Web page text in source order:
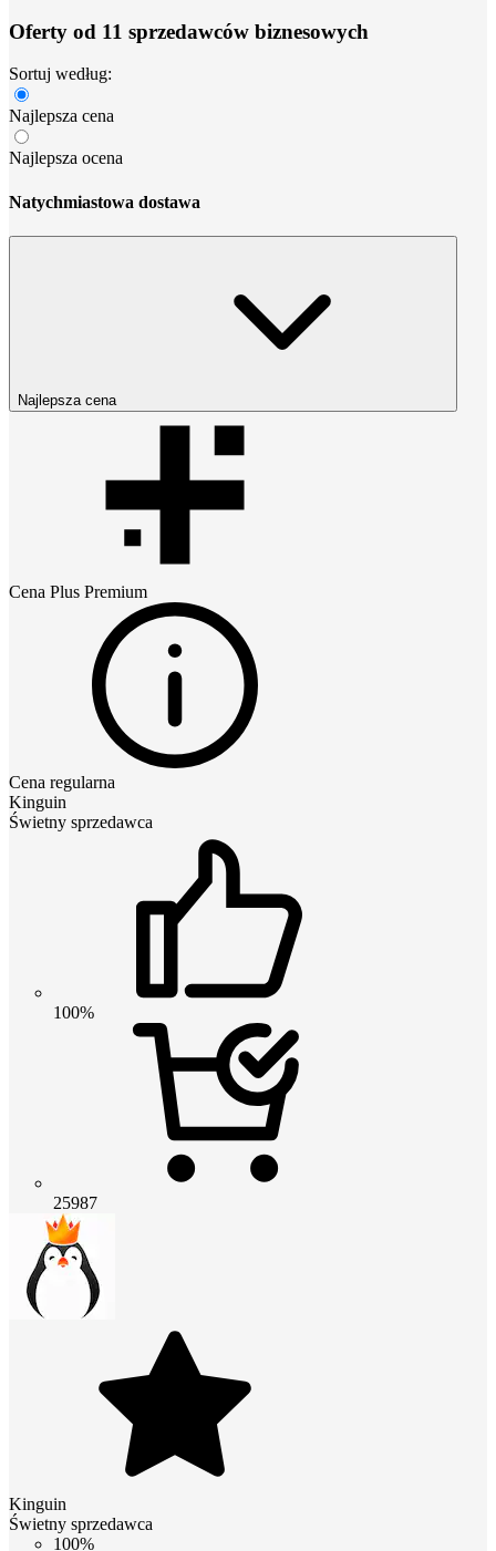
Oferty od 11 sprzedawców biznesowych
Sortuj według:
Najlepsza cena
Najlepsza ocena
Natychmiastowa dostawa
Najlepsza cena
Cena Plus Premium
Cena regularna
Kinguin
Świetny sprzedawca
100%
25987
Kinguin
Świetny sprzedawca
100%